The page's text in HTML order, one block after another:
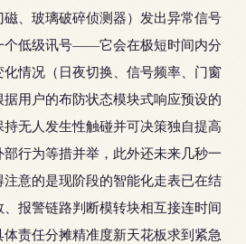
、玻璃破碎侦测器）发出异常信号
个低级讯号——它会在极短时间内分
情况（日夜切换、信号频率、门窗
用户的布防状态模块式响应预设的
无人发生性触碰并可决策独自提高
行为等措并举，此外还未来几秒一
意的是现阶段的智能化走表已在结
报警链路判断模转块相互接连时间
责任分摊精准度新天花板求到紧急